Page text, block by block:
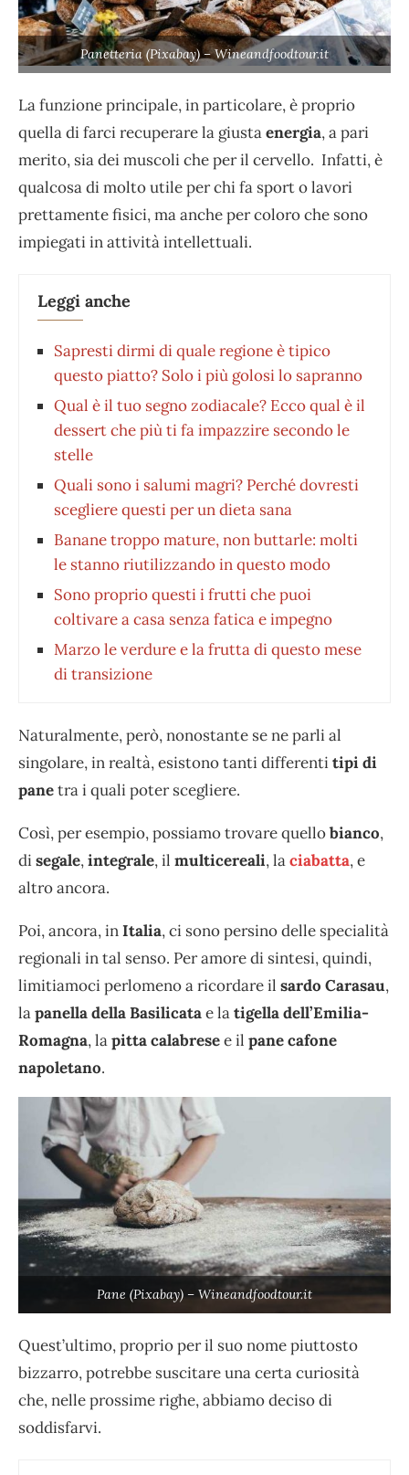
Panetteria (Pixabay) – Wineandfoodtour.it
La funzione principale, in particolare, è proprio
quella di farci recuperare la giustaenergia, a pari
merito, sia dei muscoli che per il cervello. Infatti, è
qualcosa di molto utile per chi fa sport o lavori
prettamente fisici, ma anche per coloro che sono
impiegati in attività intellettuali.
Leggi anche
Sapresti dirmi di quale regione è tipico
questo piatto? Solo i più golosi lo sapranno
Qual è il tuo segno zodiacale? Ecco qual è il
dessert che più ti fa impazzire secondo le
stelle
Quali sono i salumi magri? Perché dovresti
scegliere questi per un dieta sana
Banane troppo mature, non buttarle: molti
le stanno riutilizzando in questo modo
Sono proprio questi i frutti che puoi
coltivare a casa senza fatica e impegno
Marzo le verdure e la frutta di questo mese
di transizione
Naturalmente, però, nonostante se ne parli al
singolare, in realtà, esistono tanti differentitipi di
panetra i quali poter scegliere.
Così, per esempio, possiamo trovare quellobianco,
disegale,integrale, il multicereali, laciabatta, e
altro ancora.
Poi, ancora, inItalia, ci sono persino delle specialità
regionali in tal senso. Per amore di sintesi, quindi,
limitiamoci perlomeno a ricordare il sardo Carasau,
lapanella della Basilicatae latigella dell’Emilia-
Romagna, lapitta calabresee il pane cafone
napoletano.
Pane (Pixabay) – Wineandfoodtour.it
Quest’ultimo, proprio per il suo nome piuttosto
bizzarro, potrebbe suscitare una certa curiosità
che, nelle prossime righe, abbiamo deciso di
soddisfarvi.